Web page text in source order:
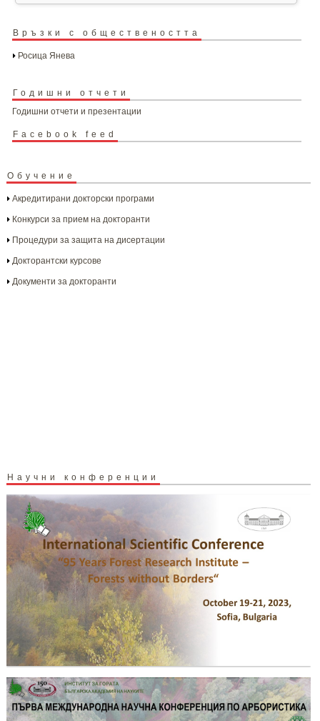
Връзки с обществеността
Росица Янева
Годишни отчети
Годишни отчети и презентации
Facebook feed
Обучение
Акредитирани докторски програми
Конкурси за прием на докторанти
Процедури за защита на дисертации
Докторантски курсове
Документи за докторанти
Научни конференции